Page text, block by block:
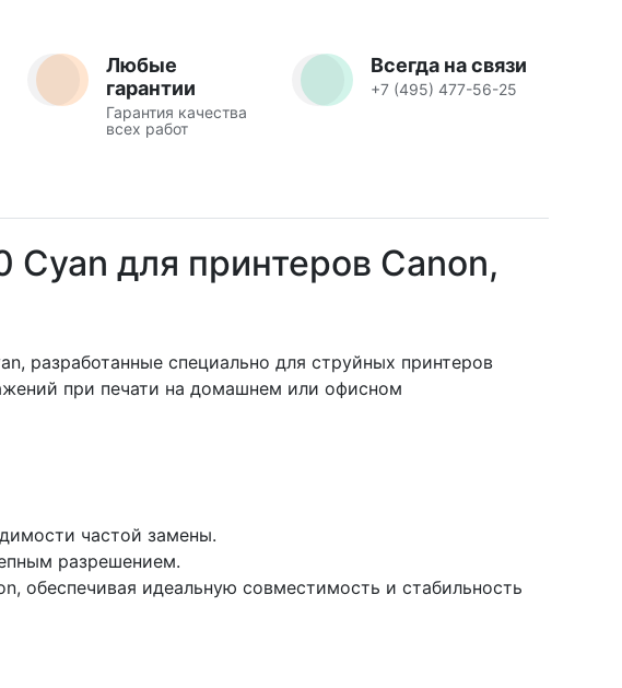
Любые
гарантии
Гарантия качества
всех работ
Всегда на связи
+7 (495) 477-56-25
для принтеров Canon,
разработанные специально для струйных принтеров
при печати на домашнем или офисном
частой замены.
разрешением.
обеспечивая идеальную совместимость и стабильность